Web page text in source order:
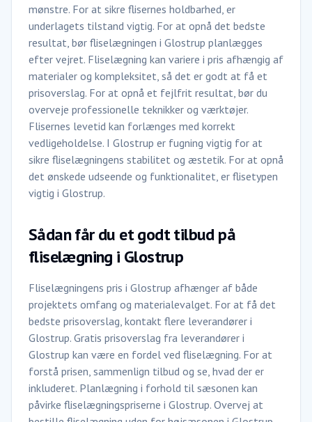
mønstre. For at sikre flisernes holdbarhed, er
underlagets tilstand vigtig. For at opnå det bedste
resultat, bør fliselægningen i Glostrup planlægges
efter vejret. Fliselægning kan variere i pris afhængig af
materialer og kompleksitet, så det er godt at få et
prisoverslag. For at opnå et fejlfrit resultat, bør du
overveje professionelle teknikker og værktøjer.
Flisernes levetid kan forlænges med korrekt
vedligeholdelse. I Glostrup er fugning vigtig for at
sikre fliselægningens stabilitet og æstetik. For at opnå
det ønskede udseende og funktionalitet, er flisetypen
vigtig i Glostrup.
Sådan får du et godt tilbud på
fliselægning i Glostrup
Fliselægningens pris i Glostrup afhænger af både
projektets omfang og materialevalget. For at få det
bedste prisoverslag, kontakt flere leverandører i
Glostrup. Gratis prisoverslag fra leverandører i
Glostrup kan være en fordel ved fliselægning. For at
forstå prisen, sammenlign tilbud og se, hvad der er
inkluderet. Planlægning i forhold til sæsonen kan
påvirke fliselægningspriserne i Glostrup. Overvej at